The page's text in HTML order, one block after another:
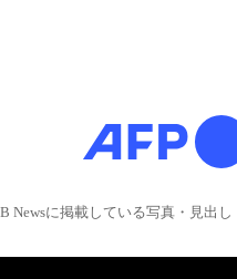
Newsに掲載している写真・見出